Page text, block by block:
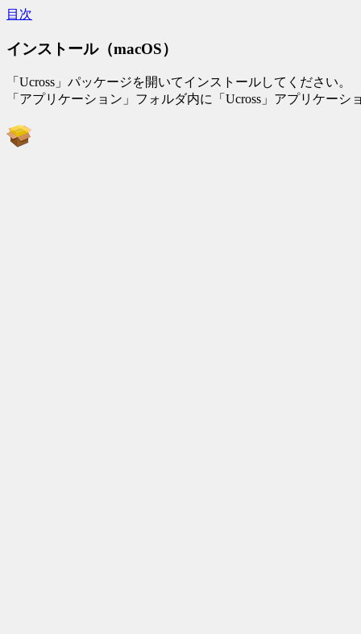
目次
インストール（macOS）
「Ucross」パッケージを開いてインストールしてください。
「アプリケーション」フォルダ内に「Ucross」アプリケーシ